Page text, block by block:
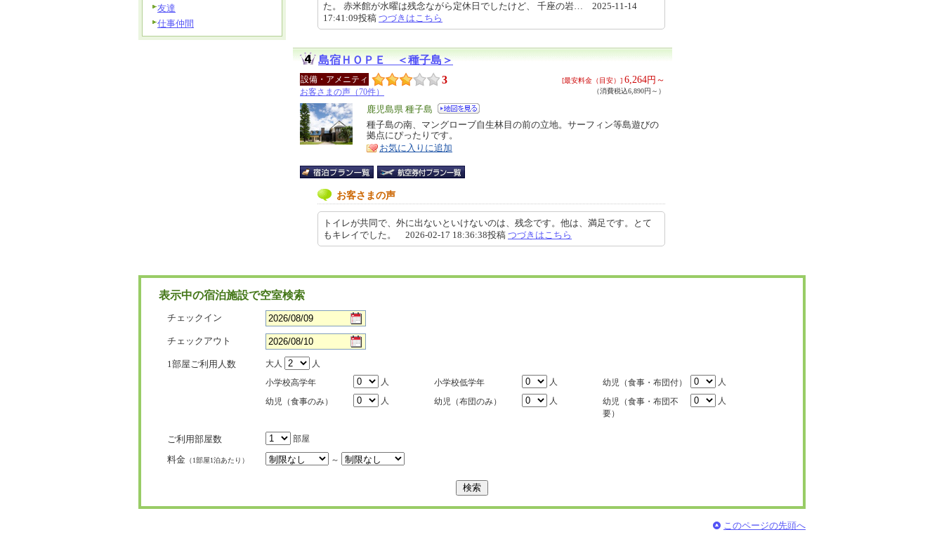
た。 赤米館が水曜は残念ながら定休日でしたけど、 千座の岩… 2025-11-14
17:41:09投稿 つづきはこちら
島宿ＨＯＰＥ ＜種子島＞
設備・アメニティ 3
お客さまの声（70件）
[最安料金（目安）] 6,264円～
（消費税込6,890円～）
エ
リ
ア
鹿児島県 種子島
特
徴
種子島の南、マングローブ自生林目の前の立地。サーフィン等島遊びの
拠点にぴったりです。
お気に入りに追加
お客さまの声
トイレが共同で、外に出ないといけないのは、残念です。他は、満足です。とて
もキレイでした。 2026-02-17 18:36:38投稿 つづきはこちら
友達
仕事仲間
表示中の宿泊施設で空室検索
チェックイン
チェックアウト
1部屋ご利用人数 大人
人
小学校高学年
人 小学校低学年 人 幼児（食事・布団付）
人
幼児（食事のみ）
人 幼児（布団のみ） 人
幼児（食事・布団不
要）
人
ご利用部屋数 部屋
料金 （1部屋1泊あたり） ～
このページの先頭へ